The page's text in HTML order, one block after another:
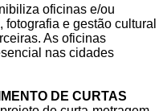
oficinas e/ou
e gestão cultural
As oficinas
nas cidades
DE CURTAS